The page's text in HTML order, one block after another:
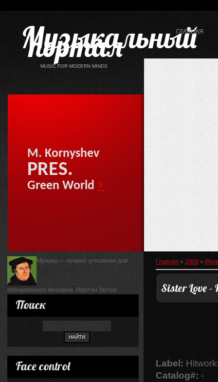
Музыкальный
портал
MUSIC FOR MODERN MINDS
ГЛАВНАЯ
M. Kornyshev
PRES.
Green World >
Музыка — лучшее утешение для
опечаленного человека. Мартин Лютер
Поиск
Face control
Главная » 2008 »
Sister Love
Label:
Catalog#: -